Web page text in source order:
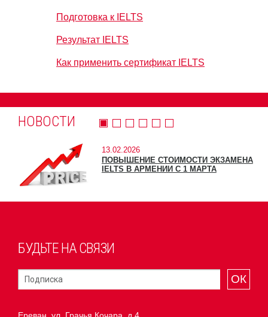
Подготовка к IELTS
Результат IELTS
Как применить сертификат IELTS
НОВОСТИ
13.02.2026
ПОВЫШЕНИЕ СТОИМОСТИ ЭКЗАМЕНА
IELTS В АРМЕНИИ С 1 МАРТА
БУДЬТЕ НА СВЯЗИ
ОК